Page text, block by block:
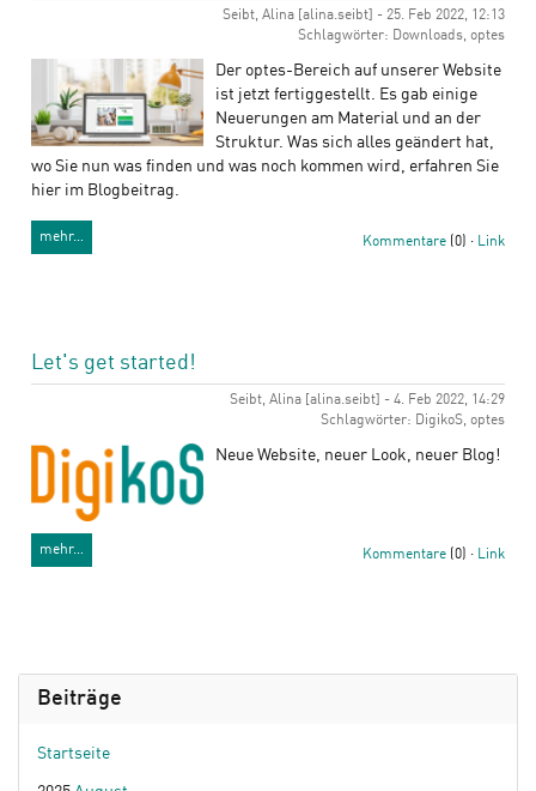
Seibt, Alina [alina.seibt] - 25. Feb 2022, 12:13
Schlagwörter: Downloads, optes
Der optes-Bereich auf unserer Website
ist jetzt fertiggestellt. Es gab einige
Neuerungen am Material und an der
Struktur. Was sich alles geändert hat,
wo Sie nun was finden und was noch kommen wird, erfahren Sie
hier im Blogbeitrag.
mehr… Kommentare (0) · Link
Let's get started!
Seibt, Alina [alina.seibt] - 4. Feb 2022, 14:29
Schlagwörter: DigikoS, optes
Neue Website, neuer Look, neuer Blog!
mehr… Kommentare (0) · Link
Beiträge
Startseite